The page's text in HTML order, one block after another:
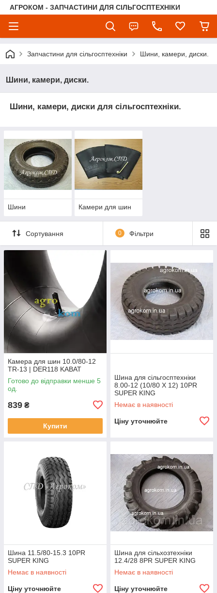
АГРОКОМ - ЗАПЧАСТИНИ ДЛЯ СІЛЬГОСПТЕХНІКИ
Запчастини для сільгосптехніки Шини, камери, диски.
Шини, камери, диски.
Шини, камери, диски для сільгосптехніки.
Шини Камери для шин
Сортування 0 Фільтри
Камера для шин 10.0/80-12
TR-13 | DER118 KABAT
Готово до відправки менше 5
од.
839 ₴
Купити
Шина для сільгосптехніки
8.00-12 (10/80 X 12) 10PR
SUPER KING
Немає в наявності
Ціну уточнюйте
Шина 11.5/80-15.3 10PR
SUPER KING
Немає в наявності
Ціну уточнюйте
Шина для сільхозтехніки
12.4/28 8PR SUPER KING
Немає в наявності
Ціну уточнюйте